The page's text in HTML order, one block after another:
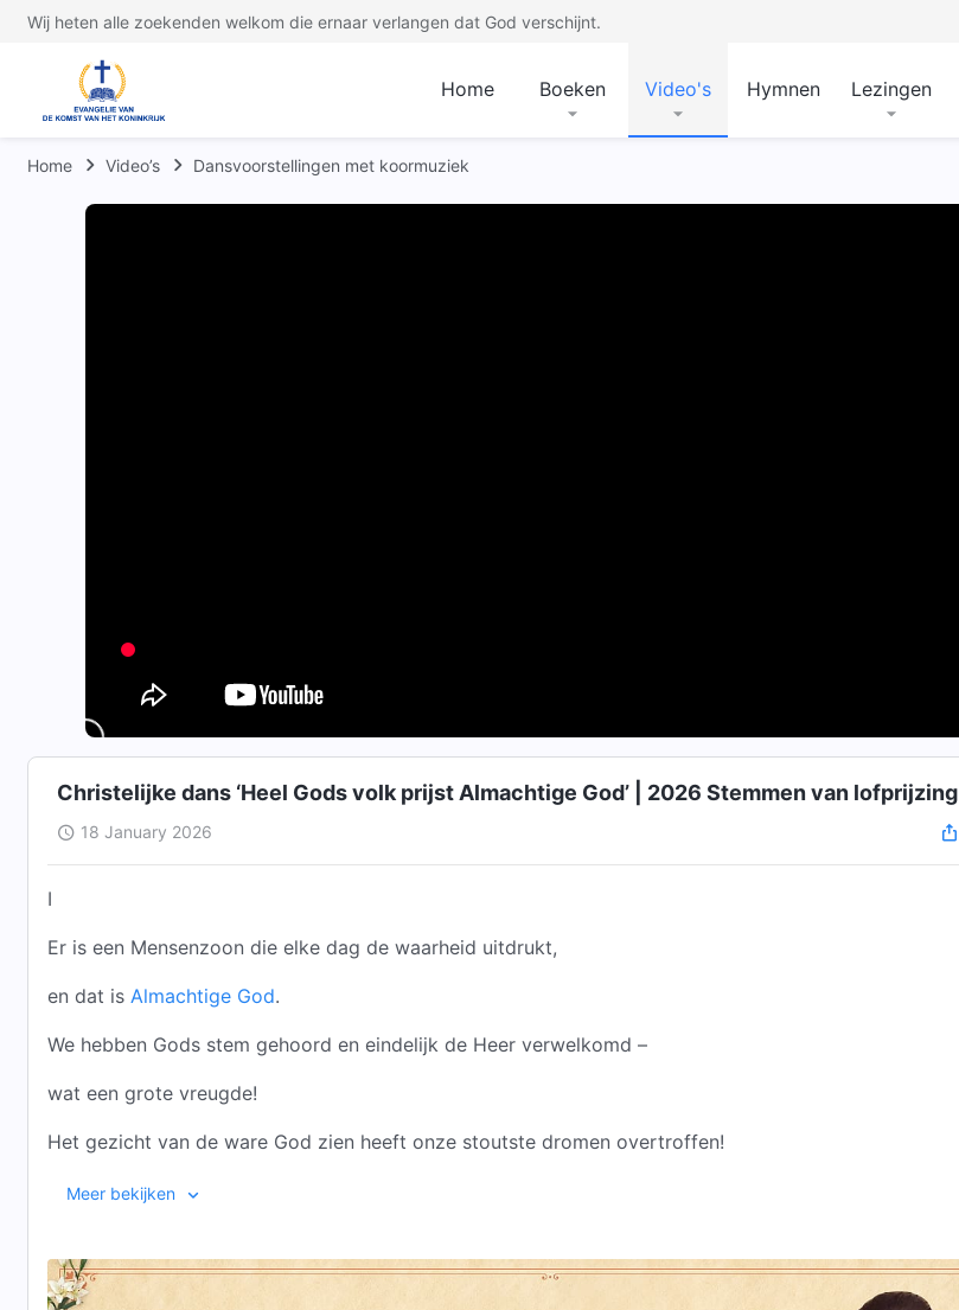
Wij heten alle zoekenden welkom die ernaar verlangen dat God verschijnt.
Home Boeken Video's Hymnen Lezingen
Home Video’s Dansvoorstellingen met koormuziek
Christelijke dans ‘Heel Gods volk prijst Almachtige God’ | 2026 Stemmen van lofprijzing
18 January 2026
I
Er is een Mensenzoon die elke dag de waarheid uitdrukt,
en dat is Almachtige God.
We hebben Gods stem gehoord en eindelijk de Heer verwelkomd –
wat een grote vreugde!
Het gezicht van de ware God zien heeft onze stoutste dromen overtroffen!
O, wat zijn we gezegend!
Onze harten zijn zo blij en vrij!
Meer bekijken